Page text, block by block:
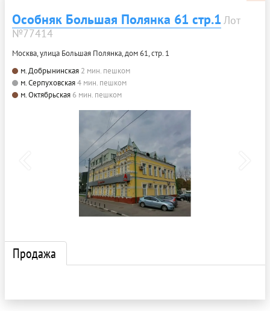
Особняк Большая Полянка 61 стр.1 Лот
№77414
Москва, улица Большая Полянка, дом 61, стр. 1
м. Добрынинская 2 мин. пешком
м. Серпуховская4 мин. пешком
м. Октябрьская 6 мин. пешком
Продажа